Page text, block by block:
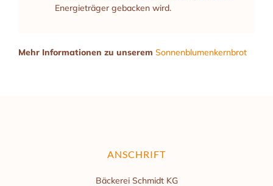
Energieträger gebacken wird.
Mehr Informationen zu unserem Sonnenblumenkernbrot
ANSCHRIFT
Bäckerei Schmidt KG